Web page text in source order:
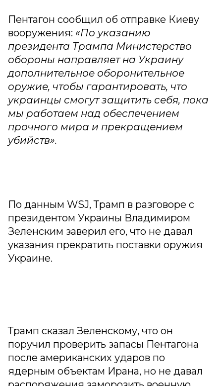
Пентагон сообщил об отправке Киеву
вооружения: «По указанию
президента Трампа Министерство
обороны направляет на Украину
дополнительное оборонительное
оружие, чтобы гарантировать, что
украинцы смогут защитить себя, пока
мы работаем над обеспечением
прочного мира и прекращением
убийств».
По данным WSJ, Трамп в разговоре с
президентом Украины Владимиром
Зеленским заверил его, что не давал
указания прекратить поставки оружия
Украине.
Трамп сказал Зеленскому, что он
поручил проверить запасы Пентагона
после американских ударов по
ядерным объектам Ирана, но не давал